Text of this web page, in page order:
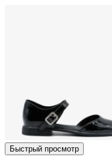
Быстрый просмотр